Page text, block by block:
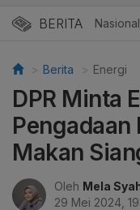
BERITA Nasional
Berita Energi
DPR Minta
Pengadaan
Makan
Oleh Mela
29 Mei 2024,